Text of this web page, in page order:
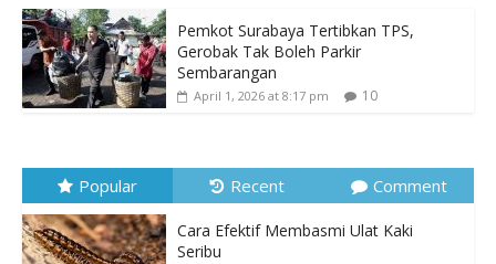
Pemkot Surabaya Tertibkan TPS,
Gerobak Tak Boleh Parkir
Sembarangan
April 1, 2026 at 8:17 pm 10
Popular Recent Comment
Cara Efektif Membasmi Ulat Kaki
Seribu